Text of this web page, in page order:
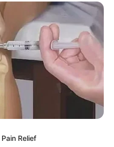
MARAQLI
bağlı illərin mifi
Relief